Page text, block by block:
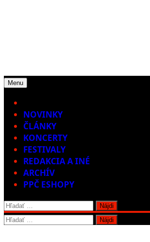
Menu
NOVINKY
ČLÁNKY
KONCERTY
FESTIVALY
REDAKCIA A INÉ
ARCHÍV
PPČ ESHOPY
Hľadať:
Hľadať: